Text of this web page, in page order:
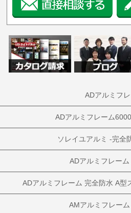
ADアルミフ
ADアルミフレーム
ソレイユアルミ -完全
ADアルミフレーム
ADアルミフレーム 完全防水 A型
AMアルミフレー